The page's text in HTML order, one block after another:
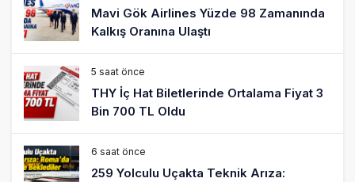
Mavi Gök Airlines Yüzde 98 Zamanında
Kalkış Oranına Ulaştı
5 saat önce
THY İç Hat Biletlerinde Ortalama Fiyat 3
Bin 700 TL Oldu
6 saat önce
259 Yolculu Uçakta Teknik Arıza: